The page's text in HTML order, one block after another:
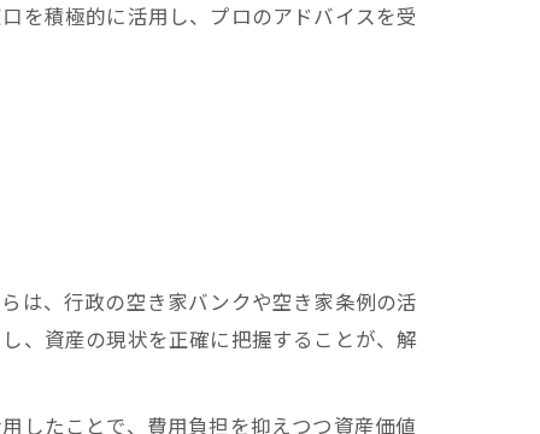
を積極的に活用し、プロのアドバイスを受
は、行政の空き家バンクや空き家条例の活
、資産の現状を正確に把握することが、解
したことで、費用負担を抑えつつ資産価値